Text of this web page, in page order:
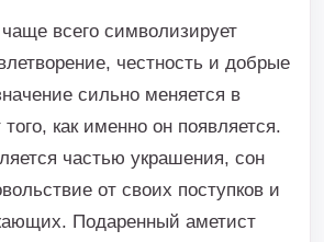
всего символизирует
честность и добрые
сильно меняется в
как именно он появляется.
частью украшения, сон
от своих поступков и
Подаренный аметист